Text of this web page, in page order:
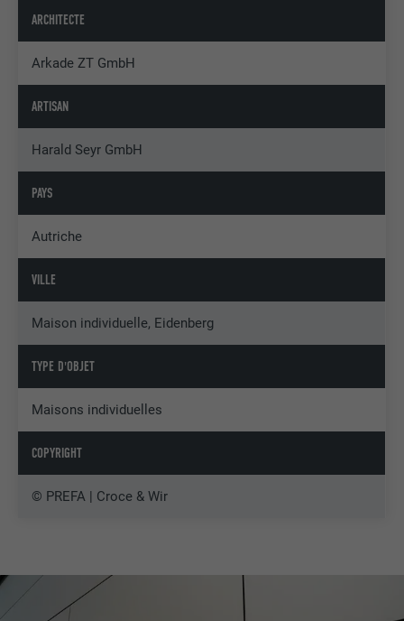
ARCHITECTE
Arkade ZT GmbH
ARTISAN
Harald Seyr GmbH
PAYS
Autriche
VILLE
Maison individuelle, Eidenberg
TYPE D'OBJET
Maisons individuelles
COPYRIGHT
© PREFA | Croce & Wir